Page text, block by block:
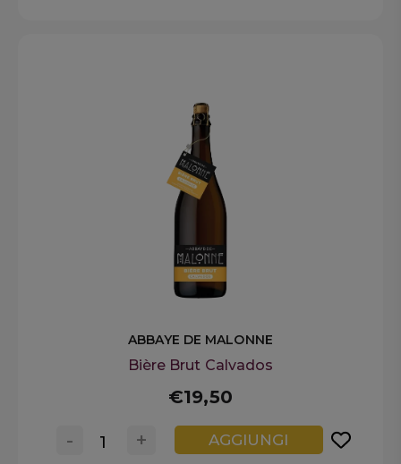
ABBAYE DE MALONNE
Bière Brut Calvados
€19,50
+
- AGGIUNGI